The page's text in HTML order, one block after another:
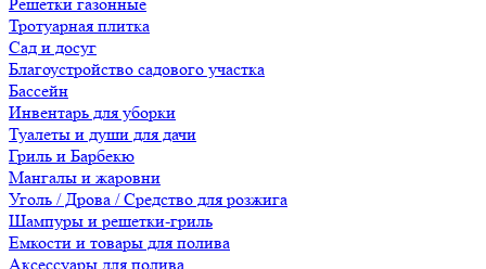
Тротуарная плитка
Сад и досуг
Благоустройство садового участка
Бассейн
Инвентарь для уборки
Туалеты и души для дачи
Гриль и Барбекю
Мангалы и жаровни
Уголь / Дрова / Средство для розжига
Шампуры и решетки-гриль
Емкости и товары для полива
Аксессуары для полива